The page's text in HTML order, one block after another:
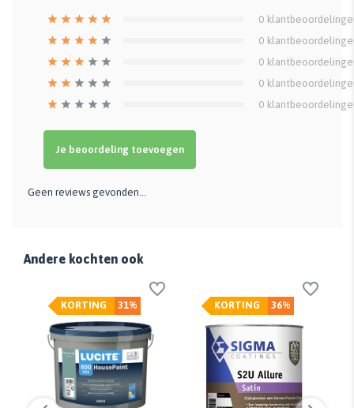
0
0
0
0
0
Je beoordeling toevoegen
Geen reviews gevonden...
Andere kochten ook
31%
KORTING 36%
KORTING